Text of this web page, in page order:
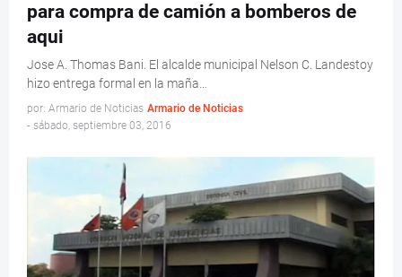
para compra de camión a bomberos de
aqui
Jose A. Thomas Bani. El alcalde municipal Nelson C. Landestoy
hizo entrega formal en la maña…
por: Armario de Noticias Armario de Noticias
- sábado, septiembre 03, 2016